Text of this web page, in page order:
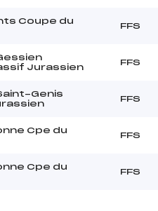
Coupe du
FFS
Jurassien
FFS
Genis
FFS
Cpe du
FFS
Cpe du
FFS